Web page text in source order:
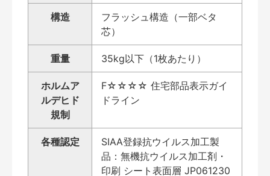
構造
フラッシュ構造（一部ベタ
芯）
重量 35kg以下（1枚あたり）
ホルムア
ルデヒド
規制
F☆☆☆☆ 住宅部品表示ガイ
ドライン
各種認定
SIAA登録抗ウイルス加工製
品：無機抗ウイルス加工剤・
印刷 シート表面層 JP061230